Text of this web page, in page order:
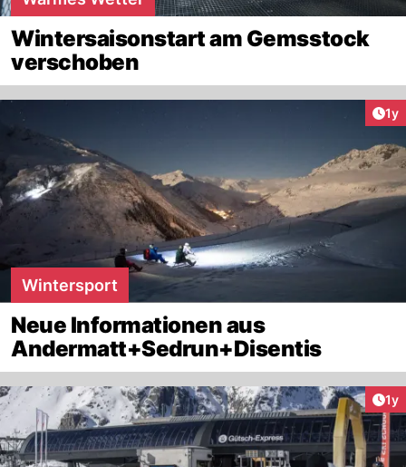
Wintersaisonstart am Gemsstock
verschoben
1y
Wintersport
Neue Informationen aus
Andermatt+Sedrun+Disentis
1y